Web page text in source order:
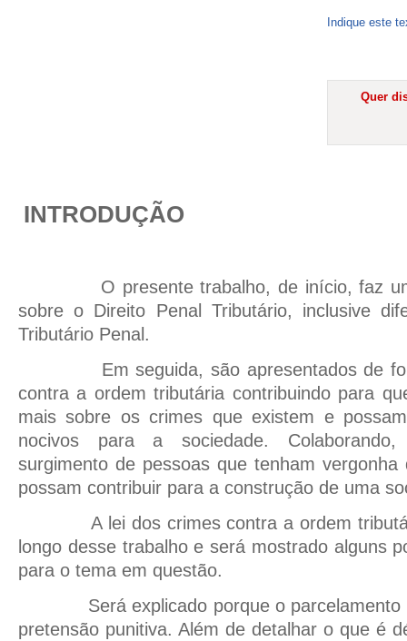
Indique este
Quer
INTRODUÇÃO
O presente trabalho, de início, faz uma
sobre o Direito Penal Tributário, inclusive
Tributário Penal.
Em seguida, são apresentados de
contra a ordem tributária contribuindo para
mais sobre os crimes que existem e
nocivos para a sociedade.
surgimento de pessoas que tenham
possam contribuir para a construção de uma
A lei dos crimes contra a ordem
longo desse trabalho e será mostrado alguns
para o tema em questão.
Será explicado porque o parcelamento
pretensão punitiva. Além de detalhar o que é